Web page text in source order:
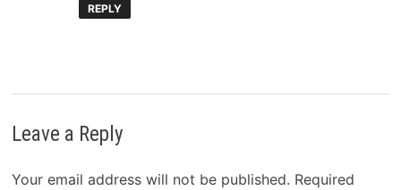
REPLY
Leave a Reply
Your email address will not be published. Required